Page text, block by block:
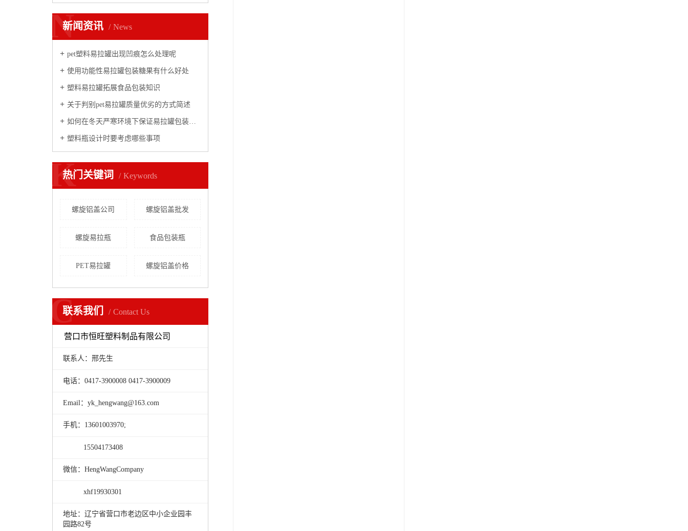
新闻资讯 News
N
pet塑料易拉罐出现凹痕怎么处理呢
使用功能性易拉罐包装糖果有什么好处
塑料易拉罐拓展食品包装知识
关于判别pet易拉罐质量优劣的方式简述
如何在冬天严寒环境下保证易拉罐包装质量
塑料瓶设计时要考虑哪些事项
热门关键词 Keywords
K
螺旋铝盖公司 螺旋铝盖批发
螺旋易拉瓶 食品包装瓶
PET易拉罐 螺旋铝盖价格
联系我们 Contact Us
C
营口市恒旺塑料制品有限公司
联系人：邢先生
电话：0417-3900008 0417-3900009
Email：yk_hengwang@163.com
手机：13601003970;
15504173408
微信：HengWangCompany
xhf19930301
地址：辽宁省营口市老边区中小企业园丰
园路82号